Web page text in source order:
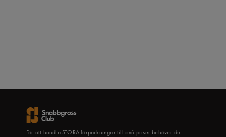
För att handla STORA förpackningar till små priser behöver du